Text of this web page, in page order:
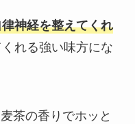
神経を整えてくれ
れる強い味方にな
茶の香りでホッと